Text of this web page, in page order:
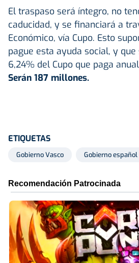
El traspaso será íntegro, no
caducidad, y se financiará a
Económico, vía Cupo. Esto
pague esta ayuda social, y
6,24% del Cupo que paga
Serán 187 millones.
ETIQUETAS
Gobierno Vasco Gobierno español